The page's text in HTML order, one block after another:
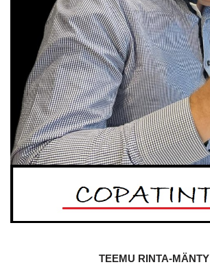
TEEMU RINTA-MÄNTY